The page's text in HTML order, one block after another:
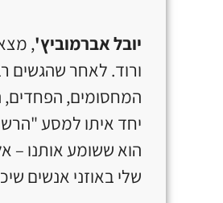
יובל אברמוביץ'
ורוד. לאחר שהגשים
המחסומים, הפחדים,
יחד איתו למסע
הוא ששומע אותנו –
שלי באוזני אנשים